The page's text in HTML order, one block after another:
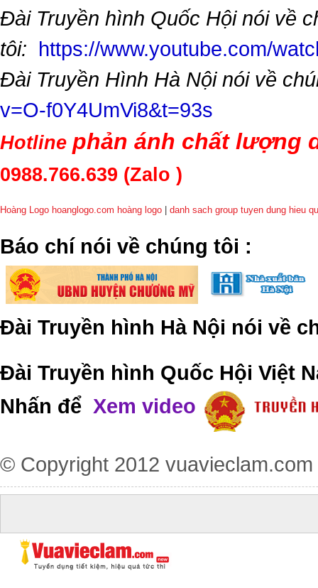
Đài Truyền hình Quốc Hội nói về
tôi: https://www.youtube.com/
Đài Truyền Hình Hà Nội nói về
v=O-f0Y4UmVi8&t=93s
Hotline phản ánh chất lượng
0988.766.639 (Zalo )
Hoàng Logo hoanglogo.com hoàng logo danh sach group tuyen dung hieu
​Báo chí nói về chúng tôi :
Đài Truyền hình Hà Nội nói về
Đài Truyền hình Quốc Hội Việt
Nhấn để Xem video
© Copyright 2012 vuavieclam.com